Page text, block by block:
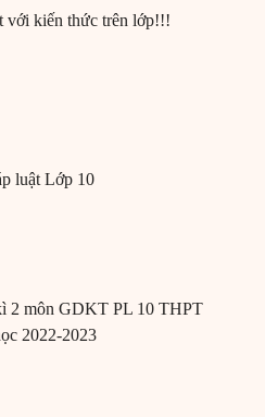
với kiến thức trên lớp!!!
luật Lớp 10
2 môn GDKT PL 10 THPT
2022-2023